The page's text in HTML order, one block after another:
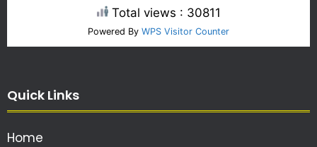
Total views : 30811
Powered By WPS Visitor Counter
Quick Links
Home